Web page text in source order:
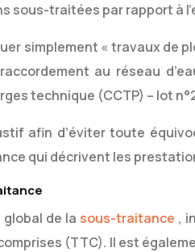
sous-traitées par rapport à
simplement « travaux de
au réseau
technique (CCTP) – lot
afin d’éviter toute
qui décrivent les
de la sous-traitance ,
(TTC). Il est